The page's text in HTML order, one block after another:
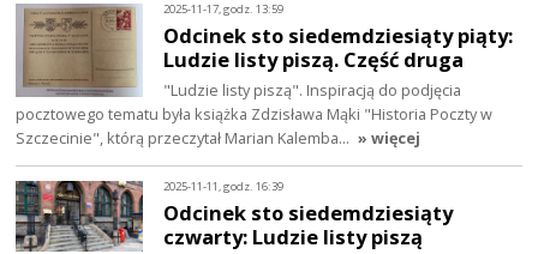
2025-11-17, godz. 13:59
Odcinek sto siedemdziesiąty piąty:
Ludzie listy piszą. Część druga
"Ludzie listy piszą". Inspiracją do podjęcia
pocztowego tematu była książka Zdzisława Mąki "Historia Poczty w
Szczecinie", którą przeczytał Marian Kalemba… » więcej
2025-11-11, godz. 16:39
Odcinek sto siedemdziesiąty
czwarty: Ludzie listy piszą